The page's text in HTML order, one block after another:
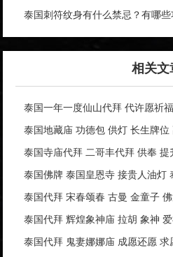
泰国刺符纹身有什么禁忌？有哪些
相关文
泰国一年一度仙山代拜 代许愿祈
红带
泰国地藏庙 功德包 供灯 长生牌
为祖先亡人做功德 自修福报 消业
泰国寺庙代拜 二哥丰代拜 供奉
平步青云 旺赌运偏财投资 指引财
泰国佛牌 泰国皇恩寺 接贵人油灯
发财转运 生意兴隆
泰国代拜 宋春颂春 古曼 金童子
财求清债 还愿代拜
泰国代拜 辉煌象神庙 拉胡 象神
成功学业 助智慧 事业生意 运势人
泰国代拜 鬼妻娜娜庙 成愿还愿